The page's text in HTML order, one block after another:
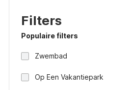
Filters
Populaire filters
Zwembad
Op Een Vakantiepark